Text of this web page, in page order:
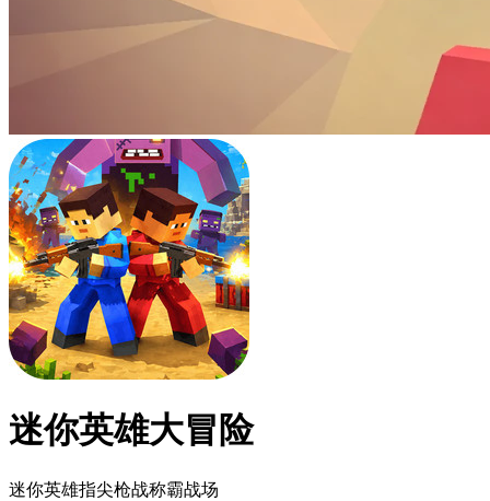
迷你英雄大冒险
迷你英雄指尖枪战称霸战场